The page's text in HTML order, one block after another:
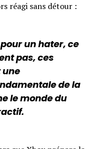
réagi sans détour :
un hater, ce
pas, ces
une
de la
le monde du